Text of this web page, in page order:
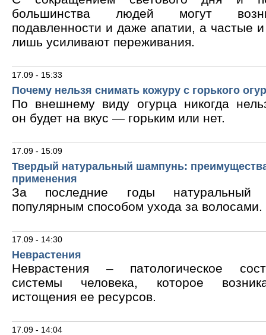
большинства людей могут
подавленности и даже апатии, а частые
лишь усиливают переживания.
17.09 - 15:33
Почему нельзя снимать кожуру с горького
По внешнему виду огурца никогда
он будет на вкус — горьким или нет.
17.09 - 15:09
Твердый натуральный шампунь:
применения
За последние годы натуральный
популярным способом ухода за волосами.
17.09 - 14:30
Неврастения
Неврастения – патологическое
системы человека, которое
истощения ее ресурсов.
17.09 - 14:04